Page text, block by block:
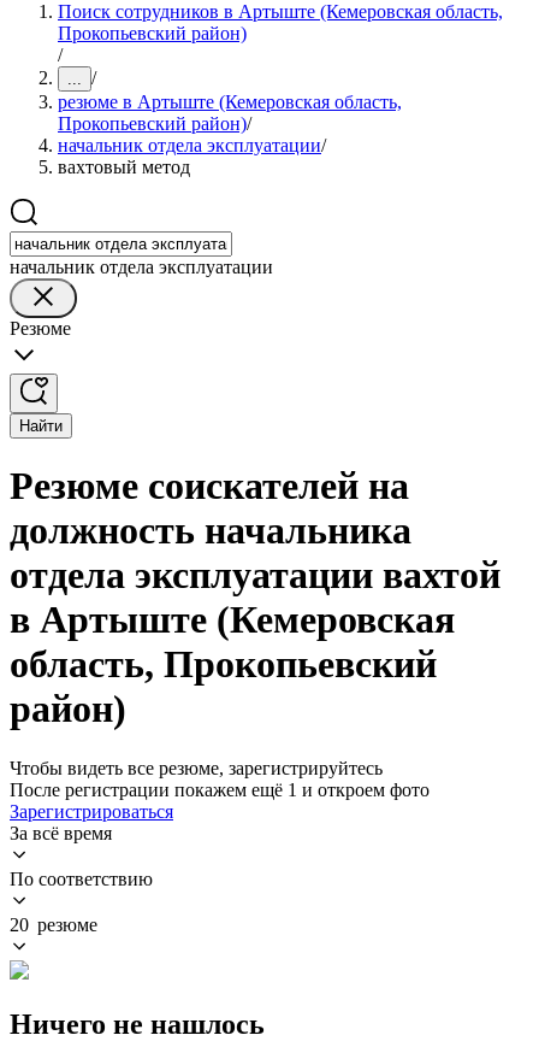
Поиск сотрудников в Артыште (Кемеровская область,
Прокопьевский район)
/
... /
резюме в Артыште (Кемеровская область,
Прокопьевский район)/
начальник отдела эксплуатации/
вахтовый метод
начальник отдела эксплуатации
Резюме
Найти
Резюме соискателей на
должность начальника
отдела эксплуатации вахтой
в Артыште (Кемеровская
область, Прокопьевский
район)
Чтобы видеть все резюме, зарегистрируйтесь
После регистрации покажем ещё 1 и откроем фото
Зарегистрироваться
За всё время
По соответствию
20 резюме
Ничего не нашлось